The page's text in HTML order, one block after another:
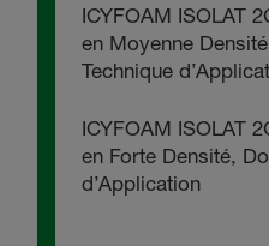
ICYFOAM ISOLAT
en Moyenne
Technique
ICYFOAM ISOLAT
en Forte Densité,
d’Application